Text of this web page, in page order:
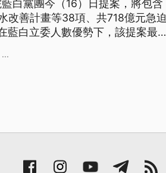
白黨團今（16）日提案，將包含
改善計畫等38項、共718億元急迫
藍白立委人數優勢下，該提案最終
...